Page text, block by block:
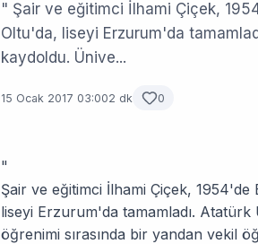
" Şair ve eğitimci İlhami Çiçek,
Oltu'da, liseyi Erzurum'da
kaydoldu. Ünive...
15 Ocak 2017 03:002 dk 0
"
Şair ve eğitimci İlhami Çiçek,
liseyi Erzurum'da tamamladı.
öğrenimi sırasında bir yandan vekil